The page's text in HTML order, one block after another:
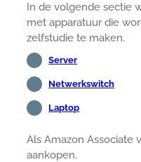
In de volgende sectie
met apparatuur die
zelfstudie te maken.
Server
Netwerkswitch
Laptop
Als Amazon Associate
aankopen.